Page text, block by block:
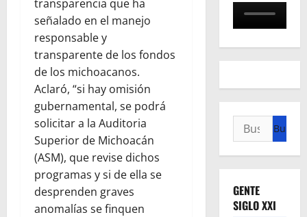
transparencia que ha
señalado en el manejo
responsable y
transparente de los fondos
de los michoacanos.
Aclaró, “si hay omisión
gubernamental, se podrá
solicitar a la Auditoria
Superior de Michoacán
(ASM), que revise dichos
programas y si de ella se
desprenden graves
anomalías se finquen
Buscar:
GENTE
SIGLO XXI